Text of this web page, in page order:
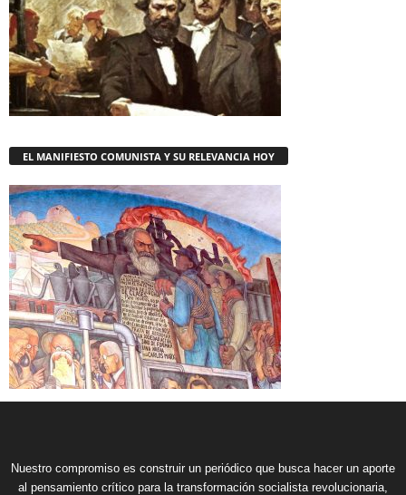
EL MANIFIESTO COMUNISTA Y SU RELEVANCIA HOY
Nuestro compromiso es construir un periódico que busca hacer un aporte
al pensamiento crítico para la transformación socialista revolucionaria,